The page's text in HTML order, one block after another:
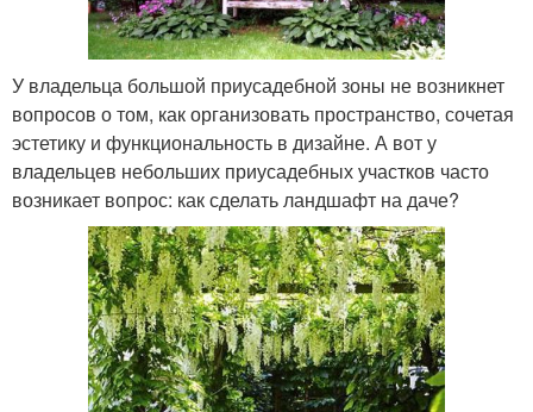
У владельца большой приусадебной зоны не возникнет
вопросов о том, как организовать пространство, сочетая
эстетику и функциональность в дизайне. А вот у
владельцев небольших приусадебных участков часто
возникает вопрос: как сделать ландшафт на даче?